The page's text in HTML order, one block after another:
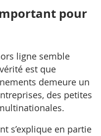
pour
ligne semble
est que
demeure un
des petites
s’explique en partie